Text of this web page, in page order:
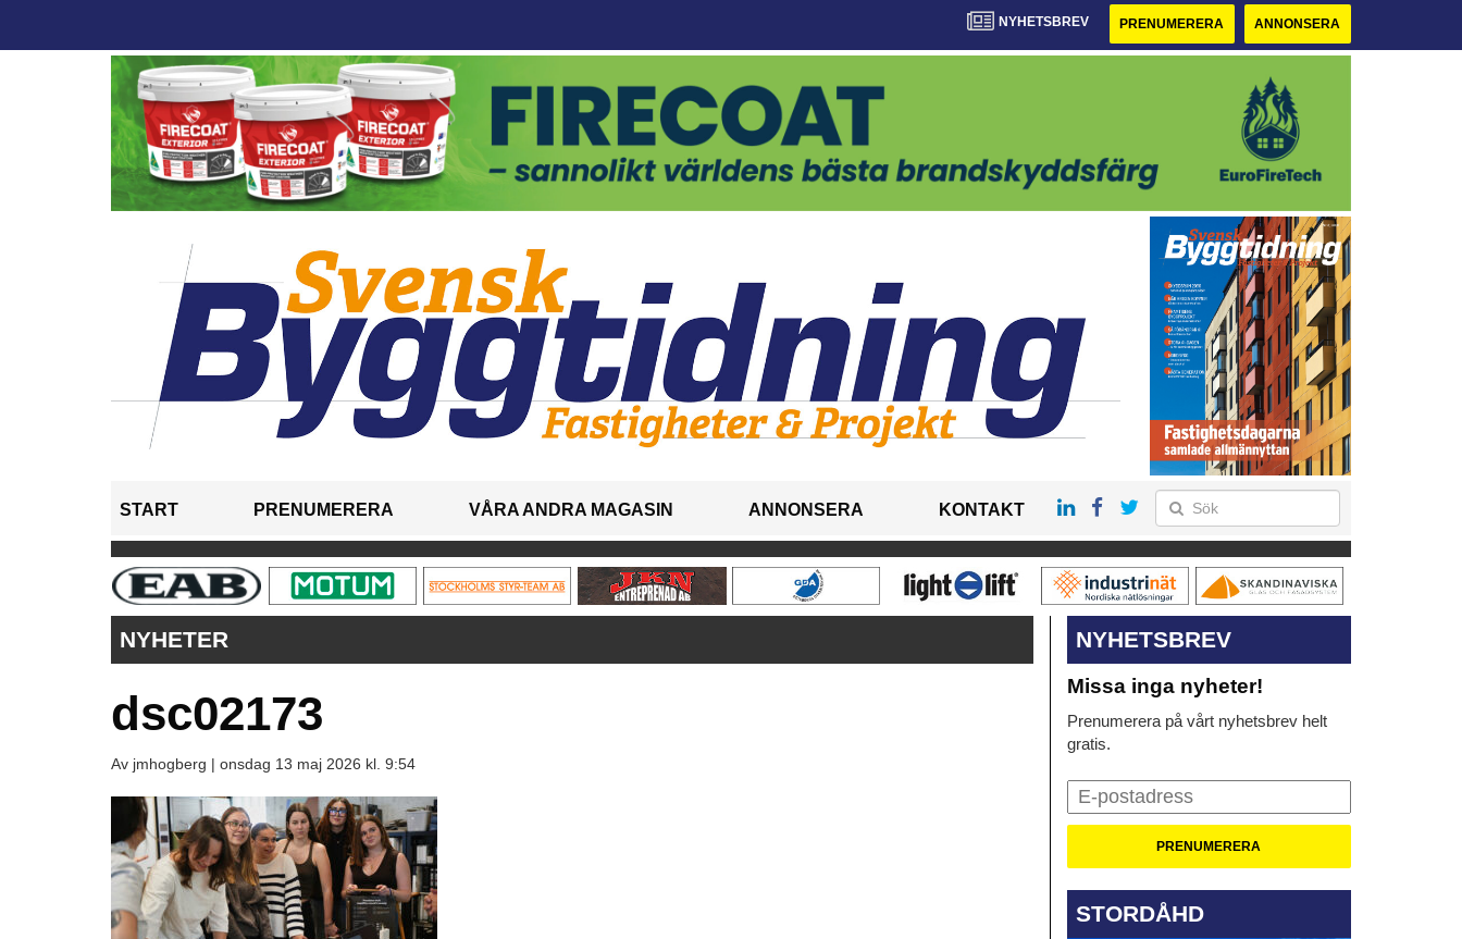
NYHETSBREV PRENUMERERA ANNONSERA
START PRENUMERERA VÅRA ANDRA MAGASIN ANNONSERA KONTAKT
NYHETER
dsc02173
Av jmhogberg | onsdag 13 maj 2026 kl. 9:54
NYHETSBREV
Missa inga nyheter!
Prenumerera på vårt nyhetsbrev helt
gratis.
STORDÅHD